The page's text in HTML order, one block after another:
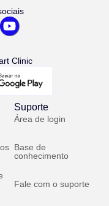
Clinic
Suporte
Área de login
Base de
conhecimento
Fale com o suporte